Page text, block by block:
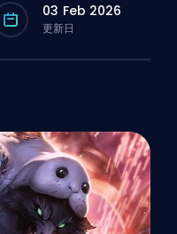
03 Feb 2026
更新日